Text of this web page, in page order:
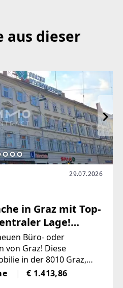
aus dieser
29.07.2026
in Graz mit Top-
Lage!
Büro- oder
von Graz! Diese
in der 8010 Graz,
nicht nur eine
auch alle
€ 1.413,86